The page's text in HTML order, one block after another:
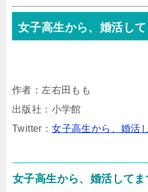
女子高生から、婚活し
作者：左右田もも
出版社：小学館
Twitter：女子高生から、婚活
女子高生から、婚活して